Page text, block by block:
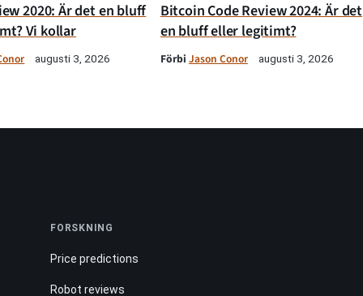
2020: Är det en bluff
Vi kollar
augusti 3, 2026
Bitcoin Code Review 2024: Är det
en bluff eller legitimt?
Förbi Jason Conor augusti 3, 2026
FORSKNING
Price predictions
Robot reviews